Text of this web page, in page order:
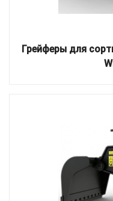
Грейферы для